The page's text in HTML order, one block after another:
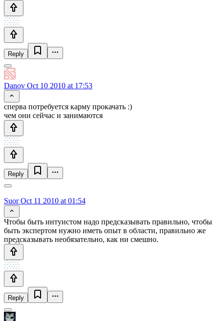
Reply
Danov Oct 10 2010 at 17:53
сперва потребуется карму прокачать :)
чем они сейчас и занимаются
Reply
SuorOct 11 2010 at 01:54
Чтобы быть интуистом надо предсказывать правильно, чтобы
быть экспертом нужно иметь опыт в области, правильно же
предсказывать необязательно, как ни смешно.
Reply